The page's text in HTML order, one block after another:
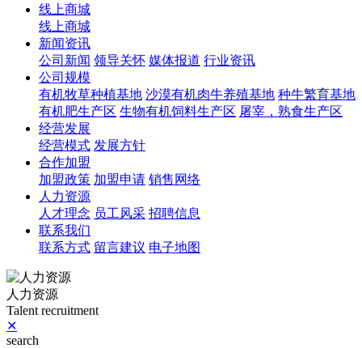
线上商城
线上商城
新闻资讯
公司新闻 领导关怀 媒体报道 行业资讯
公司规模
有机牧草种植基地 沙漠有机肉牛养殖基地 种牛繁育基地
有机肥生产区 生物有机饲料生产区 屠宰，熟食生产区
经营发展
经营模式 发展方针
合作加盟
加盟政策 加盟申请 销售网络
人力资源
人才理念 员工风采 招聘信息
联系我们
联系方式 留言建议 电子地图
人力资源
Talent recruitment
✕
search